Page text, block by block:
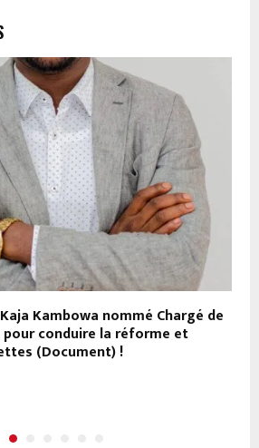
Kambowa nommé Chargé de
pour conduire la réforme et
(Document) !